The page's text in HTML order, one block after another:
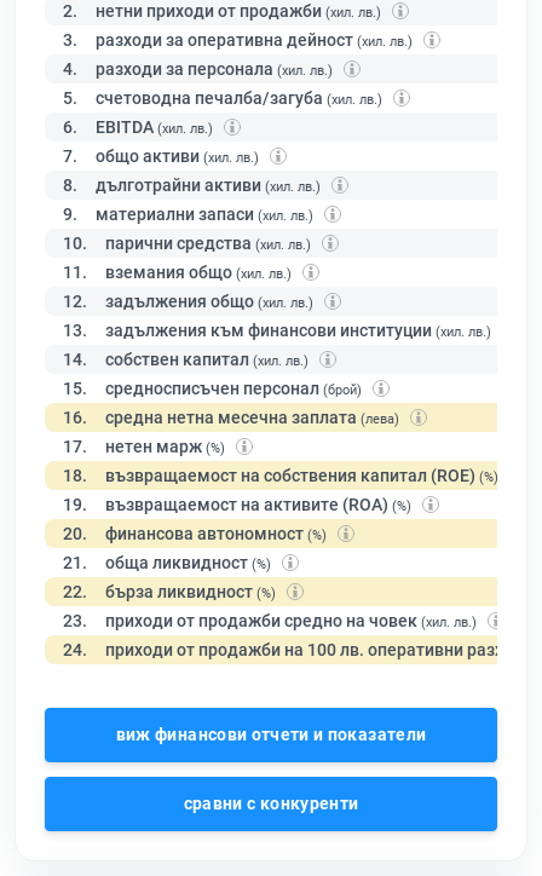
2. нетни приходи от продажби (хил. лв.)
3. разходи за оперативна дейност (хил. лв.)
4. разходи за персонала (хил. лв.)
5. счетоводна печалба/загуба (хил. лв.)
6. EBITDA (хил. лв.)
7. общо активи (хил. лв.)
8. дълготрайни активи (хил. лв.)
9. материални запаси (хил. лв.)
10. парични средства (хил. лв.)
11. вземания общо (хил. лв.)
12. задължения общо (хил. лв.)
13. задължения към финансови институции (хил. лв.)
14. собствен капитал (хил. лв.)
15. средносписъчен персонал (брой)
16. средна нетна месечна заплата (лева)
17. нетен марж (%)
18. възвращаемост на собствения капитал (ROE) (%)
19. възвращаемост на активите (ROA) (%)
20. финансова автономност (%)
21. обща ликвидност (%)
22. бърза ликвидност (%)
23. приходи от продажби средно на човек (хил. лв.)
24. приходи от продажби на 100 лв. оперативни разходи
виж финансови отчети и показатели
сравни с конкуренти